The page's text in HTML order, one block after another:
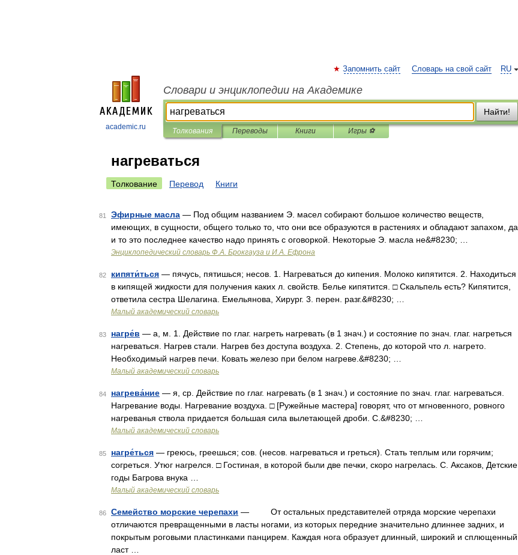
academic.ru
RU
Запомнить сайт Словарь на свой сайт
Словари и энциклопедии на Академике
Найти!
Толкования Переводы Книги Игры ⚽
нагреваться
Толкование Перевод Книги
81 Эфирные масла — Под общим названием Э. масел собирают большое количество веществ,
имеющих, в сущности, общего только то, что они все образуются в растениях и обладают запахом, да
и то это последнее качество надо принять с оговоркой. Некоторые Э. масла не&#8230; …
Энциклопедический словарь Ф.А. Брокгауза и И.А. Ефрона
82 кипяти́ться — пячусь, пятишься; несов. 1. Нагреваться до кипения. Молоко кипятится. 2. Находиться
в кипящей жидкости для получения каких л. свойств. Белье кипятится. □ Скальпель есть? Кипятится,
ответила сестра Шелагина. Емельянова, Хирург. 3. перен. разг.&#8230; …
Малый академический словарь
83 нагре́в — а, м. 1. Действие по глаг. нагреть нагревать (в 1 знач.) и состояние по знач. глаг. нагреться
нагреваться. Нагрев стали. Нагрев без доступа воздуха. 2. Степень, до которой что л. нагрето.
Необходимый нагрев печи. Ковать железо при белом нагреве.&#8230; …
Малый академический словарь
84 нагрева́ние — я, ср. Действие по глаг. нагревать (в 1 знач.) и состояние по знач. глаг. нагреваться.
Нагревание воды. Нагревание воздуха. □ [Ружейные мастера] говорят, что от мгновенного, ровного
нагреванья ствола придается большая сила вылетающей дроби. С.&#8230; …
Малый академический словарь
85 нагре́ться — греюсь, греешься; сов. (несов. нагреваться и греться). Стать теплым или горячим;
согреться. Утюг нагрелся. □ Гостиная, в которой были две печки, скоро нагрелась. С. Аксаков, Детские
годы Багрова внука …
Малый академический словарь
86 Семейство морские черепахи — От остальных представителей отряда морские черепахи
отличаются превращенными в ласты ногами, из которых передние значительно длиннее задних, и
покрытым роговыми пластинками панцирем. Каждая нога образует длинный, широкий и сплющенный
ласт …